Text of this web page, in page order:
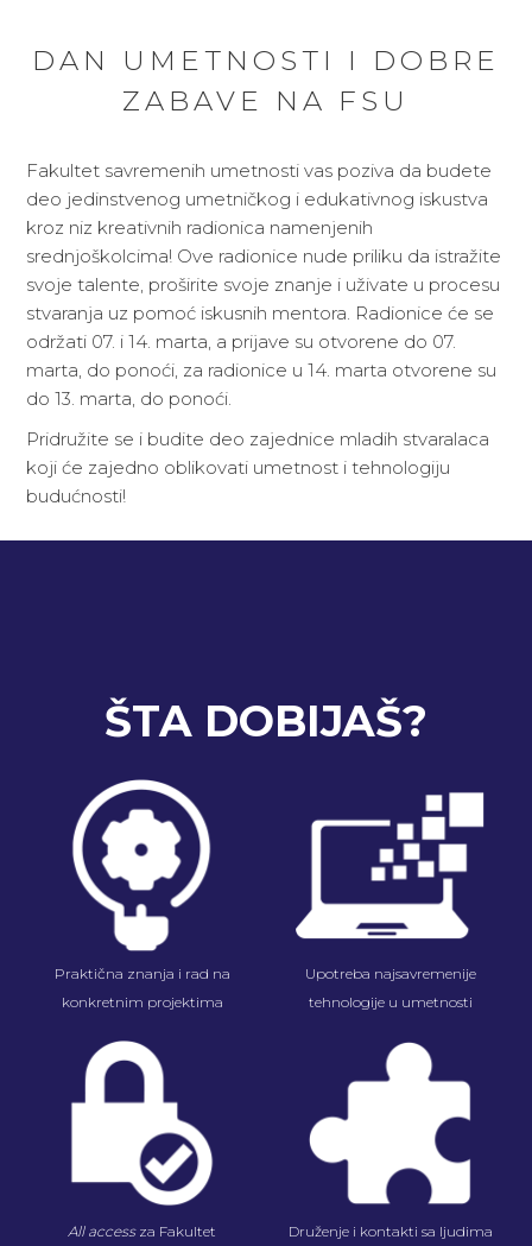
DAN UMETNOSTI I DOBRE
ZABAVE NA FSU
Fakultet savremenih umetnosti vas poziva da budete
deo jedinstvenog umetničkog i edukativnog iskustva
kroz niz kreativnih radionica namenjenih
srednjoškolcima! Ove radionice nude priliku da istražite
svoje talente, proširite svoje znanje i uživate u procesu
stvaranja uz pomoć iskusnih mentora. Radionice će se
održati 07. i 14. marta, a prijave su otvorene do 07.
marta, do ponoći, za radionice u 14. marta otvorene su
do 13. marta, do ponoći.
Pridružite se i budite deo zajednice mladih stvaralaca
koji će zajedno oblikovati umetnost i tehnologiju
budućnosti!
ŠTA DOBIJAŠ?
Praktična znanja i rad na
konkretnim projektima
Upotreba najsavremenije
tehnologije u umetnosti
All accessza Fakultet
Druženje i kontakti sa ljudima